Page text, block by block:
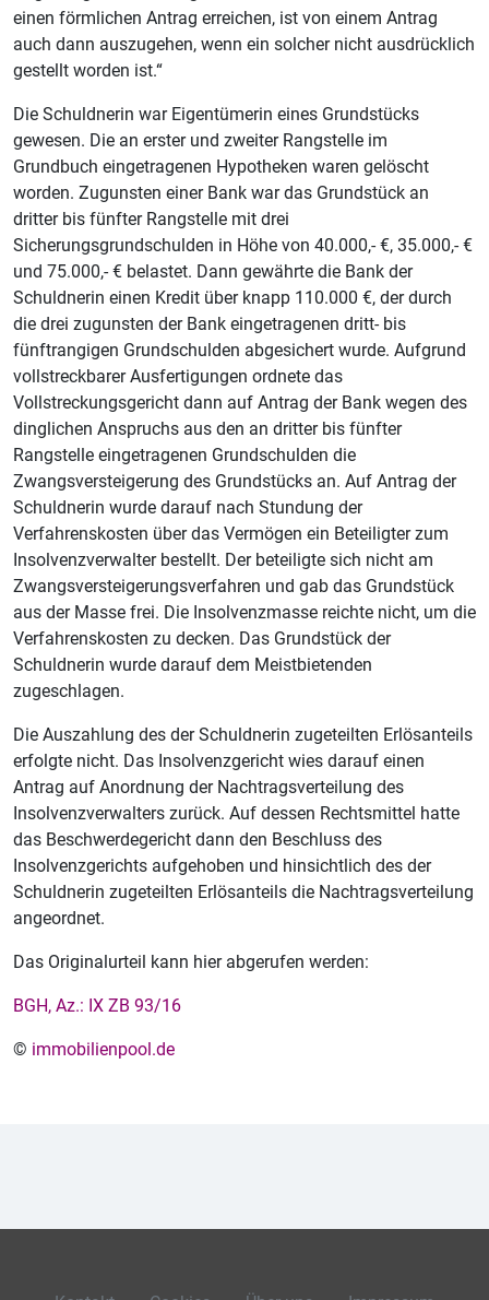
einen förmlichen Antrag erreichen, ist von einem Antrag
auch dann auszugehen, wenn ein solcher nicht ausdrücklich
gestellt worden ist.“
Die Schuldnerin war Eigentümerin eines Grundstücks
gewesen. Die an erster und zweiter Rangstelle im
Grundbuch eingetragenen Hypotheken waren gelöscht
worden. Zugunsten einer Bank war das Grundstück an
dritter bis fünfter Rangstelle mit drei
Sicherungsgrundschulden in Höhe von 40.000,- €, 35.000,- €
und 75.000,- € belastet. Dann gewährte die Bank der
Schuldnerin einen Kredit über knapp 110.000 €, der durch
die drei zugunsten der Bank eingetragenen dritt- bis
fünftrangigen Grundschulden abgesichert wurde. Aufgrund
vollstreckbarer Ausfertigungen ordnete das
Vollstreckungsgericht dann auf Antrag der Bank wegen des
dinglichen Anspruchs aus den an dritter bis fünfter
Rangstelle eingetragenen Grundschulden die
Zwangsversteigerung des Grundstücks an. Auf Antrag der
Schuldnerin wurde darauf nach Stundung der
Verfahrenskosten über das Vermögen ein Beteiligter zum
Insolvenzverwalter bestellt. Der beteiligte sich nicht am
Zwangsversteigerungsverfahren und gab das Grundstück
aus der Masse frei. Die Insolvenzmasse reichte nicht, um die
Verfahrenskosten zu decken. Das Grundstück der
Schuldnerin wurde darauf dem Meistbietenden
zugeschlagen.
Die Auszahlung des der Schuldnerin zugeteilten Erlösanteils
erfolgte nicht. Das Insolvenzgericht wies darauf einen
Antrag auf Anordnung der Nachtragsverteilung des
Insolvenzverwalters zurück. Auf dessen Rechtsmittel hatte
das Beschwerdegericht dann den Beschluss des
Insolvenzgerichts aufgehoben und hinsichtlich des der
Schuldnerin zugeteilten Erlösanteils die Nachtragsverteilung
angeordnet.
Das Originalurteil kann hier abgerufen werden:
BGH, Az.: IX ZB 93/16
© immobilienpool.de